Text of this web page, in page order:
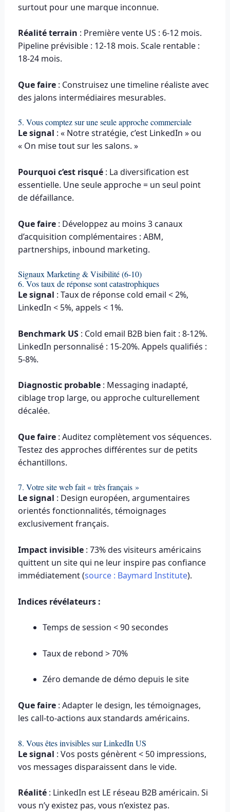
surtout pour une marque inconnue.
Réalité terrain : Première vente US : 6-12 mois.
Pipeline prévisible : 12-18 mois. Scale rentable :
18-24 mois.
Que faire: Construisez une timeline réaliste avec
des jalons intermédiaires mesurables.
5. Vous comptez sur une seule approche commerciale
Le signal : « Notre stratégie, c’est LinkedIn » ou
« On mise tout sur les salons. »
Pourquoi c’est risqué: La diversification est
essentielle. Une seule approche = un seul point
de défaillance.
Que faire : Développez au moins 3 canaux
d’acquisition complémentaires : ABM,
partnerships, inbound marketing.
Signaux Marketing & Visibilité (6-10)
6. Vos taux de réponse sont catastrophiques
Le signal : Taux de réponse cold email < 2%,
LinkedIn < 5%, appels < 1%.
Benchmark US: Cold email B2B bien fait : 8-12%.
LinkedIn personnalisé : 15-20%. Appels qualifiés :
5-8%.
Diagnostic probable: Messaging inadapté,
ciblage trop large, ou approche culturellement
décalée.
Que faire: Auditez complètement vos séquences.
Testez des approches différentes sur de petits
échantillons.
7. Votre site web fait « très français »
Le signal : Design européen, argumentaires
orientés fonctionnalités, témoignages
exclusivement français.
Impact invisible: 73% des visiteurs américains
quittent un site qui ne leur inspire pas confiance
immédiatement (source : Baymard Institute).
Indices révélateurs :
Temps de session < 90 secondes
Taux de rebond > 70%
Zéro demande de démo depuis le site
Que faire: Adapter le design, les témoignages,
les call-to-actions aux standards américains.
8. Vous êtes invisibles sur LinkedIn US
Le signal : Vos posts génèrent < 50 impressions,
vos messages disparaissent dans le vide.
Réalité: LinkedIn est LE réseau B2B américain. Si
vous n’y existez pas, vous n’existez pas.